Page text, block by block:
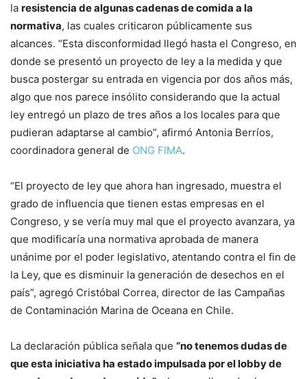
la resistencia de algunas cadenas de comida a la
normativa, las cuales criticaron públicamente sus
alcances. “Esta disconformidad llegó hasta el Congreso, en
donde se presentó un proyecto de ley a la medida y que
busca postergar su entrada en vigencia por dos años más,
algo que nos parece insólito considerando que la actual
ley entregó un plazo de tres años a los locales para que
pudieran adaptarse al cambio”, afirmó Antonia Berríos,
coordinadora general de ONG FIMA.
“El proyecto de ley que ahora han ingresado, muestra el
grado de influencia que tienen estas empresas en el
Congreso, y se vería muy mal que el proyecto avanzara, ya
que modificaría una normativa aprobada de manera
unánime por el poder legislativo, atentando contra el fin de
la Ley, que es disminuir la generación de desechos en el
país”, agregó Cristóbal Correa, director de las Campañas
de Contaminación Marina de Oceana en Chile.
La declaración pública señala que “no tenemos dudas de
que esta iniciativa ha estado impulsada por el lobby de